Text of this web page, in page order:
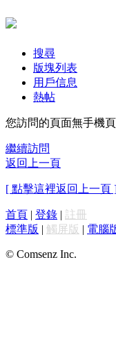
搜尋
版塊列表
用戶信息
熱帖
您訪問的頁面無手機
繼續訪問
返回上一頁
[ 點擊這裡返回上一頁
首頁 | 登錄 | 註冊
標準版 | 觸屏版 | 電腦
© Comsenz Inc.